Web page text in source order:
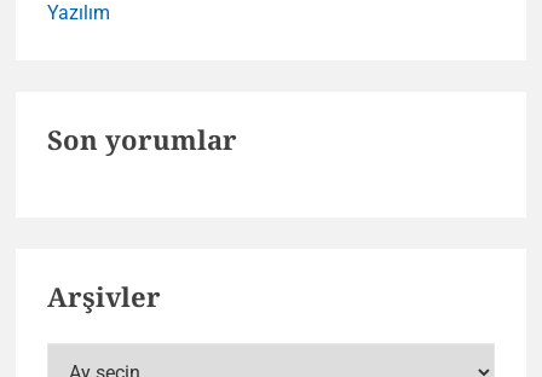
Yazılım
Son yorumlar
Arşivler